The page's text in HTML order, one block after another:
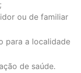
ou de familiar
para a localidade
de saúde.